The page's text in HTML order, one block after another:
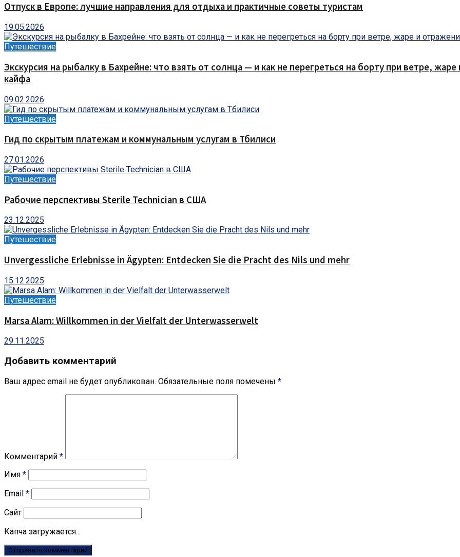
Отпуск в Европе: лучшие направления для отдыха и практичные советы туристам
19.05.2026
Путешествие
Экскурсия на рыбалку в Бахрейне: что взять от солнца — и как не перегреться на борту при ветре,
кайфа
09.02.2026
Путешествие
Гид по скрытым платежам и коммунальным услугам в Тбилиси
27.01.2026
Путешествие
Рабочие перспективы Sterile Technician в США
23.12.2025
Путешествие
Unvergessliche Erlebnisse in Ägypten: Entdecken Sie die Pracht des Nils und mehr
15.12.2025
Путешествие
Marsa Alam: Willkommen in der Vielfalt der Unterwasserwelt
29.11.2025
Добавить комментарий
Ваш адрес email не будет опубликован. Обязательные поля помечены *
Комментарий *
Имя *
Email *
Сайт
Капча загружается...